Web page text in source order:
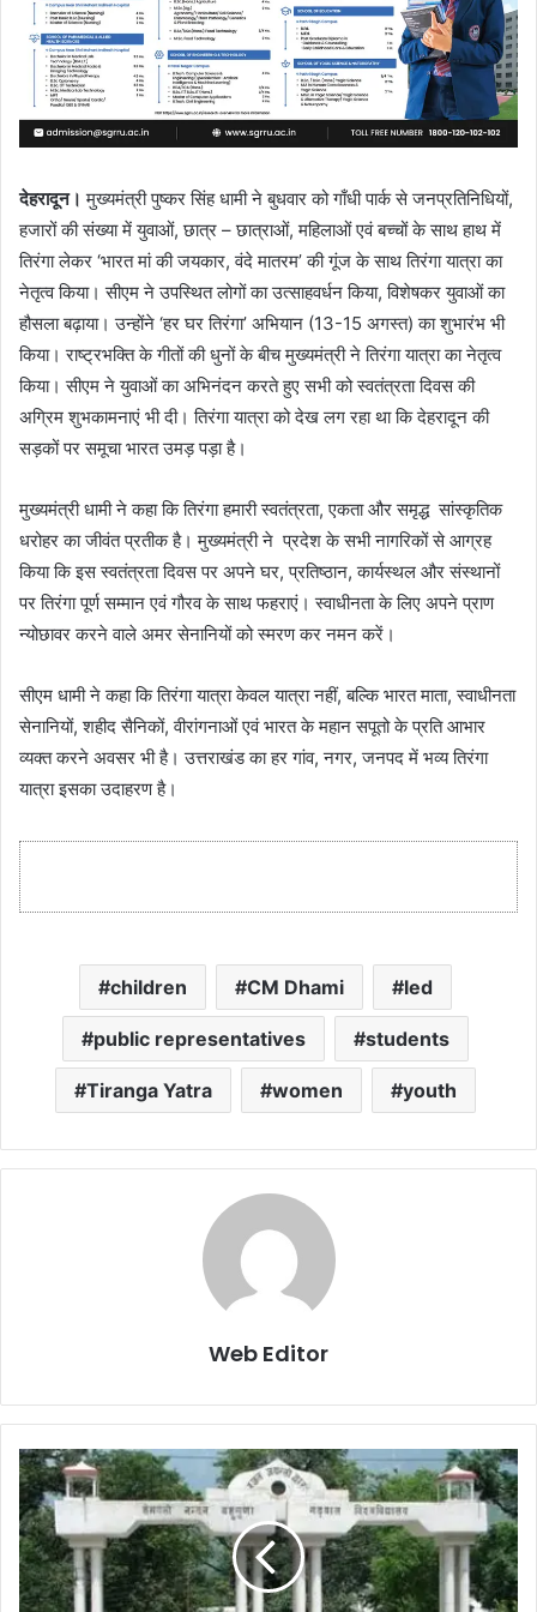
देहरादून।मुख्यमंत्री पुष्कर सिंह धामी ने बुधवार को गाँधी पार्क से जनप्रतिनिधियों,
हजारों की संख्या में युवाओं, छात्र – छात्राओं, महिलाओं एवं बच्चों के साथ हाथ में
तिरंगा लेकर ‘भारत मां की जयकार, वंदे मातरम’ की गूंज के साथ तिरंगा यात्रा का
नेतृत्व किया। सीएम ने उपस्थित लोगों का उत्साहवर्धन किया, विशेषकर युवाओं का
हौसला बढ़ाया। उन्होंने ‘हर घर तिरंगा’ अभियान (13-15 अगस्त) का शुभारंभ भी
किया। राष्ट्रभक्ति के गीतों की धुनों के बीच मुख्यमंत्री ने तिरंगा यात्रा का नेतृत्व
किया। सीएम ने युवाओं का अभिनंदन करते हुए सभी को स्वतंत्रता दिवस की
अग्रिम शुभकामनाएं भी दी। तिरंगा यात्रा को देख लग रहा था कि देहरादून की
सड़कों पर समूचा भारत उमड़ पड़ा है।
मुख्यमंत्री धामी ने कहा कि तिरंगा हमारी स्वतंत्रता, एकता और समृद्ध सांस्कृतिक
धरोहर का जीवंत प्रतीक है। मुख्यमंत्री ने प्रदेश के सभी नागरिकों से आग्रह
किया कि इस स्वतंत्रता दिवस पर अपने घर, प्रतिष्ठान, कार्यस्थल और संस्थानों
पर तिरंगा पूर्ण सम्मान एवं गौरव के साथ फहराएं। स्वाधीनता के लिए अपने प्राण
न्योछावर करने वाले अमर सेनानियों को स्मरण कर नमन करें।
सीएम धामी ने कहा कि तिरंगा यात्रा केवल यात्रा नहीं, बल्कि भारत माता, स्वाधीनता
सेनानियों, शहीद सैनिकों, वीरांगनाओं एवं भारत के महान सपूतो के प्रति आभार
व्यक्त करने अवसर भी है। उत्तराखंड का हर गांव, नगर, जनपद में भव्य तिरंगा
यात्रा इसका उदाहरण है।
children CM Dhami led
public representatives students
Tiranga Yatra women youth
Web Editor